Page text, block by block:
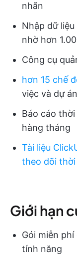
nhãn
Nhập dữ
nhờ hơn
Công cụ
hơn 15 chế
việc và dự
Báo cáo
hàng tháng
Tài liệu
theo dõi thời
Giới hạn
Gói miễn
tính năng